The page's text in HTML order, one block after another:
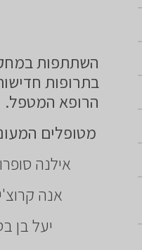
השתתפות
בתרופות
הרופא המטפל.
מטופלים
אילנה סופרוניוק
אנה קרוצ'ישק
יעל בן בסט